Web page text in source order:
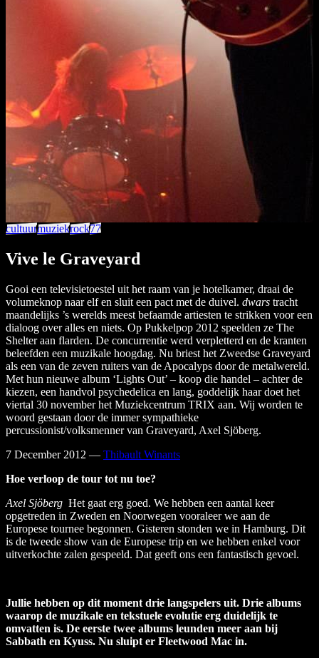
cultuurmuziekrock77
Vive le Graveyard
Gooi een televisietoestel uit het raam van je hotelkamer, draai de
volumeknop naar elf en sluit een pact met de duivel. dwars tracht
maandelijks ’s werelds meest befaamde artiesten te strikken voor een
dialoog over alles en niets. Op Pukkelpop 2012 speelden ze The
Shelter aan flarden. De concurrentie werd verpletterd en de kranten
beleefden een muzikale hoogdag. Nu briest het Zweedse Graveyard
als een van de zeven ruiters van de Apocalyps door de metalwereld.
Met hun nieuwe album ‘Lights Out’ – koop die handel – achter de
kiezen, een handvol psychedelica en lang, goddelijk haar doet het
viertal 30 november het Muziekcentrum TRIX aan. Wij worden te
woord gestaan door de immer sympathieke
percussionist/volksmenner van Graveyard, Axel Sjöberg.
7 December 2012 — Thibault Winants
Hoe verloop de tour tot nu toe?
Axel Sjöberg Het gaat erg goed. We hebben een aantal keer
opgetreden in Zweden en Noorwegen vooraleer we aan de
Europese tournee begonnen. Gisteren stonden we in Hamburg. Dit
is de tweede show van de Europese trip en we hebben enkel voor
uitverkochte zalen gespeeld. Dat geeft ons een fantastisch gevoel.
Jullie hebben op dit moment drie langspelers uit. Drie albums
waarop de muzikale en tekstuele evolutie erg duidelijk te
omvatten is. De eerste twee albums leunden meer aan bij
Sabbath en Kyuss. Nu sluipt er Fleetwood Mac in.